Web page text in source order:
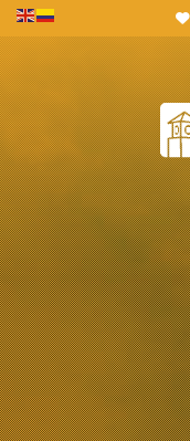
Estudiantes Profesores